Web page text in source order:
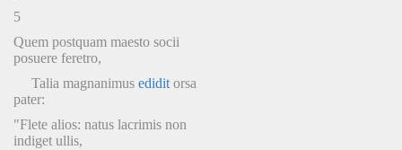
5
Quem postquam maesto socii
posuere feretro,
Talia magnanimus edidit orsa
pater:
"Flete alios: natus lacrimis non
indiget ullis,